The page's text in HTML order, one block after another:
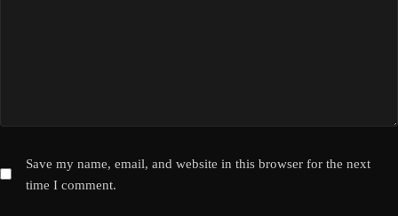
Save my name, email, and website in this browser for the next
time I comment.